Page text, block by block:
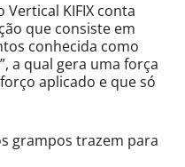
KIFIX conta
que consiste em
conhecida como
a qual gera uma força
aplicado e que só
grampos trazem para